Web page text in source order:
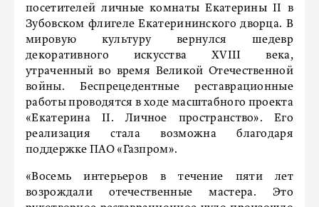
посетителей личные комнаты Екатерины II в
Зубовском флигеле Екатерининского дворца. В
мировую культуру вернулся шедевр
декоративного искусства XVIII века,
утраченный во время Великой Отечественной
войны. Беспрецедентные реставрационные
работы проводятся в ходе масштабного проекта
«Екатерина II. Личное пространство». Его
реализация стала возможна благодаря
поддержке ПАО «Газпром».
«Восемь интерьеров в течение пяти лет
возрождали отечественные мастера. Это